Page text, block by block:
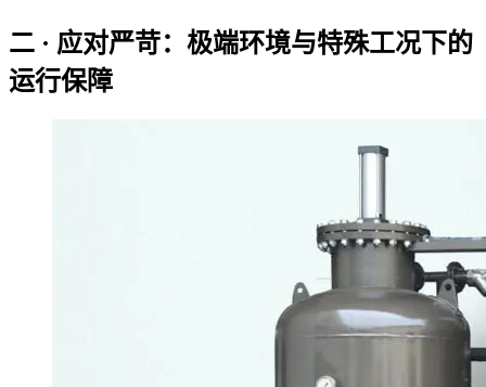
二 · 应对严苛：极端环境与特殊工况下的
运行保障